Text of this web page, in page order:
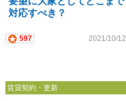
対応すべき？
597 2021/10/12
賃貸契約・更新